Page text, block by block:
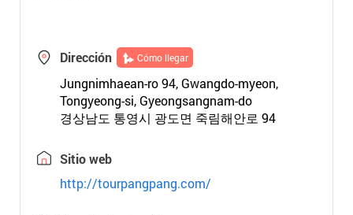
Dirección Cómo llegar
Jungnimhaean-ro 94, Gwangdo-myeon,
Tongyeong-si, Gyeongsangnam-do
경상남도 통영시 광도면 죽림해안로 94
Sitio web
http://tourpangpang.com/